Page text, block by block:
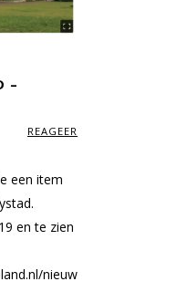
–
REAGEER
een item
en te zien
nieuws/171687/de-